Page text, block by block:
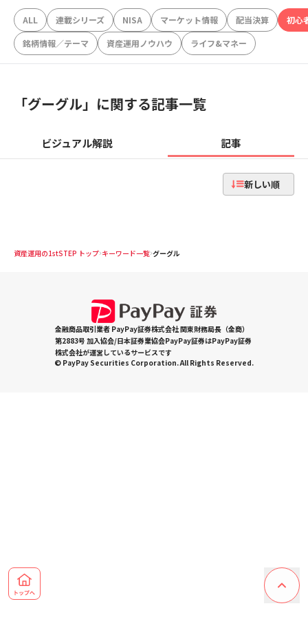
ALL 連載シリーズ NISA マーケット情報 配当決算
初心
銘柄情報／テーマ
資産運用ノウハウ ライフ&マネー
「グーグル」に関する記事一覧
ビジュアル解説 記事
新しい順
資産運用の1stSTEP トップ キーワード一覧 グーグル
金融商品取引業者 PayPay証券株式会社 関東財務局長（金商）
第2883号 加入協会/日本証券業協会PayPay証券はPayPay証券
株式会社が運営しているサービスです
© PayPay Securities Corporation. All Rights Reserved.